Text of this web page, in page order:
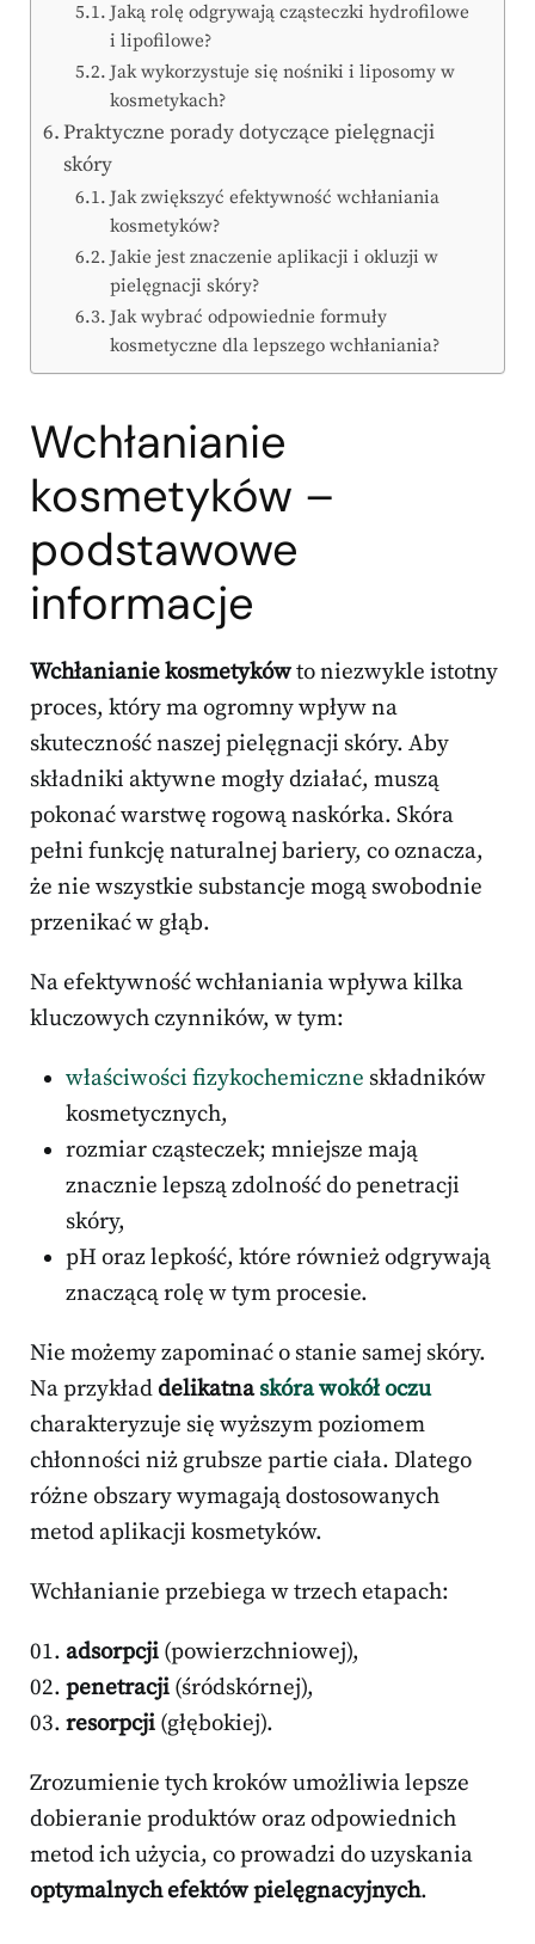
Jaką rolę odgrywają cząsteczki hydrofilowe
i lipofilowe?
Jak wykorzystuje się nośniki i liposomy w
kosmetykach?
Praktyczne porady dotyczące pielęgnacji
skóry
Jak zwiększyć efektywność wchłaniania
kosmetyków?
Jakie jest znaczenie aplikacji i okluzji w
pielęgnacji skóry?
Jak wybrać odpowiednie formuły
kosmetyczne dla lepszego wchłaniania?
Wchłanianie
kosmetyków –
podstawowe
informacje
Wchłanianie kosmetykówto niezwykle istotny
proces, który ma ogromny wpływ na
skuteczność naszej pielęgnacji skóry. Aby
składniki aktywne mogły działać, muszą
pokonać warstwę rogową naskórka. Skóra
pełni funkcję naturalnej bariery, co oznacza,
że nie wszystkie substancje mogą swobodnie
przenikać w głąb.
Na efektywność wchłaniania wpływa kilka
kluczowych czynników, w tym:
właściwości fizykochemiczne składników
kosmetycznych,
rozmiar cząsteczek; mniejsze mają
znacznie lepszą zdolność do penetracji
skóry,
pH oraz lepkość, które również odgrywają
znaczącą rolę w tym procesie.
Nie możemy zapominać o stanie samej skóry.
Na przykładdelikatnaskóra wokół oczu
charakteryzuje się wyższym poziomem
chłonności niż grubsze partie ciała. Dlatego
różne obszary wymagają dostosowanych
metod aplikacji kosmetyków.
Wchłanianie przebiega w trzech etapach:
adsorpcji (powierzchniowej),
penetracji (śródskórnej),
resorpcji (głębokiej).
Zrozumienie tych kroków umożliwia lepsze
dobieranie produktów oraz odpowiednich
metod ich użycia, co prowadzi do uzyskania
optymalnych efektów pielęgnacyjnych.